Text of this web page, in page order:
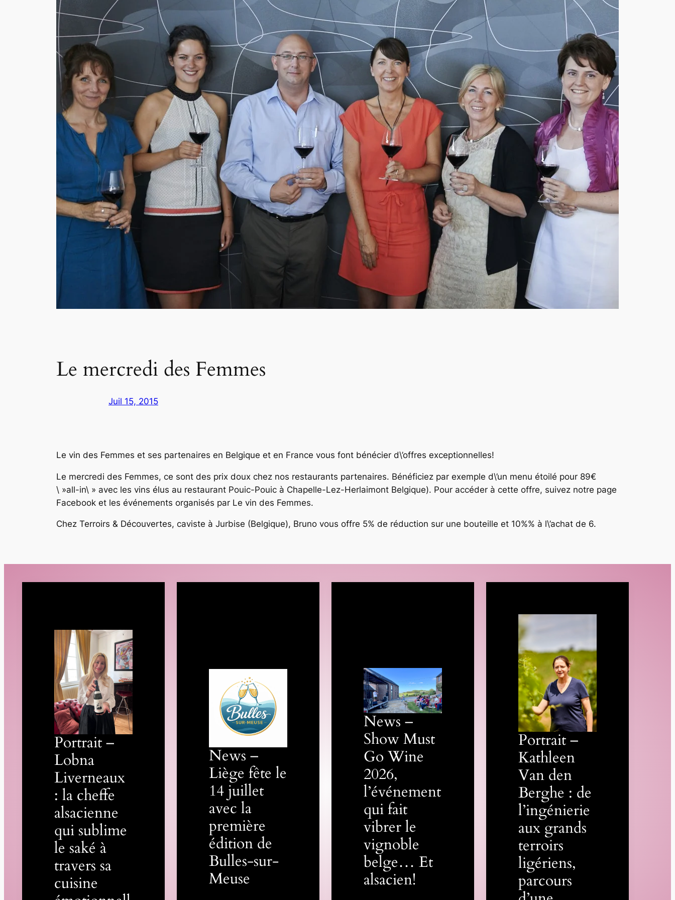
Le mercredi des Femmes
Juil 15, 2015
Le vin des Femmes et ses partenaires en Belgique et en France vous font bénécier d\’offres exceptionnelles!
Le mercredi des Femmes, ce sont des prix doux chez nos restaurants partenaires. Bénéficiez par exemple d\’un menu étoilé pour 89€
\ »all-in\ » avec les vins élus au restaurant Pouic-Pouic à Chapelle-Lez-Herlaimont Belgique). Pour accéder à cette offre, suivez notre page
Facebook et les événements organisés par Le vin des Femmes.
Chez Terroirs & Découvertes, caviste à Jurbise (Belgique), Bruno vous offre 5% de réduction sur une bouteille et 10%% à l\’achat de 6.
Portrait –
Lobna
Liverneaux
: la cheffe
alsacienne
qui sublime
le saké à
travers sa
cuisine
News –
Liège fête le
14 juillet
avec la
première
édition de
Bulles-sur-
Meuse
News –
Show Must
Go Wine
2026,
l’événement
qui fait
vibrer le
vignoble
belge… Et
alsacien!
Portrait –
Kathleen
Van den
Berghe : de
l’ingénierie
aux grands
terroirs
ligériens,
parcours